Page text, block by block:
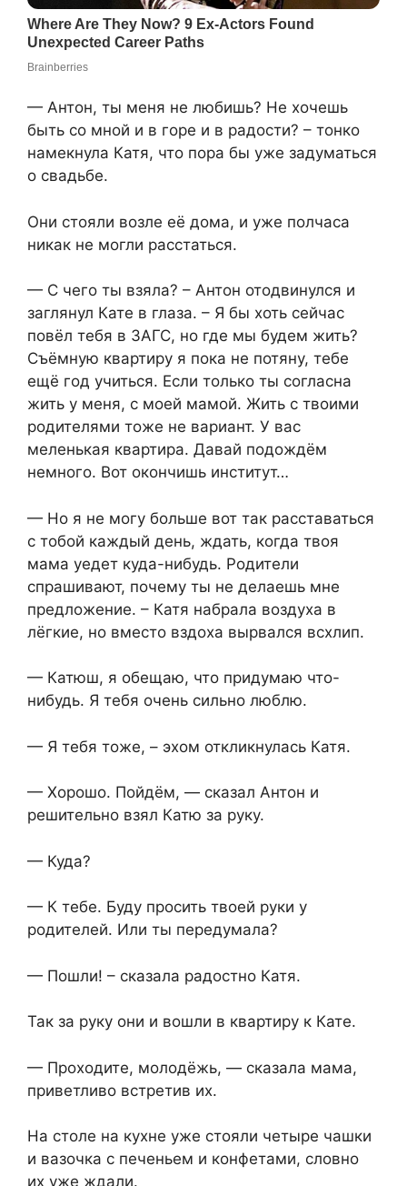
— Антон, ты меня не любишь? Не хочешь
быть со мной и в горе и в радости? – тонко
намекнула Катя, что пора бы уже задуматься
о свадьбе.
Они стояли возле её дома, и уже полчаса
никак не могли расстаться.
— С чего ты взяла? – Антон отодвинулся и
заглянул Кате в глаза. – Я бы хоть сейчас
повёл тебя в ЗАГС, но где мы будем жить?
Съёмную квартиру я пока не потяну, тебе
ещё год учиться. Если только ты согласна
жить у меня, с моей мамой. Жить с твоими
родителями тоже не вариант. У вас
меленькая квартира. Давай подождём
немного. Вот окончишь институт…
— Но я не могу больше вот так расставаться
с тобой каждый день, ждать, когда твоя
мама уедет куда-нибудь. Родители
спрашивают, почему ты не делаешь мне
предложение. – Катя набрала воздуха в
лёгкие, но вместо вздоха вырвался всхлип.
— Катюш, я обещаю, что придумаю что-
нибудь. Я тебя очень сильно люблю.
— Я тебя тоже, – эхом откликнулась Катя.
— Хорошо. Пойдём, — сказал Антон и
решительно взял Катю за руку.
— Куда?
— К тебе. Буду просить твоей руки у
родителей. Или ты передумала?
— Пошли! – сказала радостно Катя.
Так за руку они и вошли в квартиру к Кате.
— Проходите, молодёжь, — сказала мама,
приветливо встретив их.
На столе на кухне уже стояли четыре чашки
и вазочка с печеньем и конфетами, словно
их уже ждали.